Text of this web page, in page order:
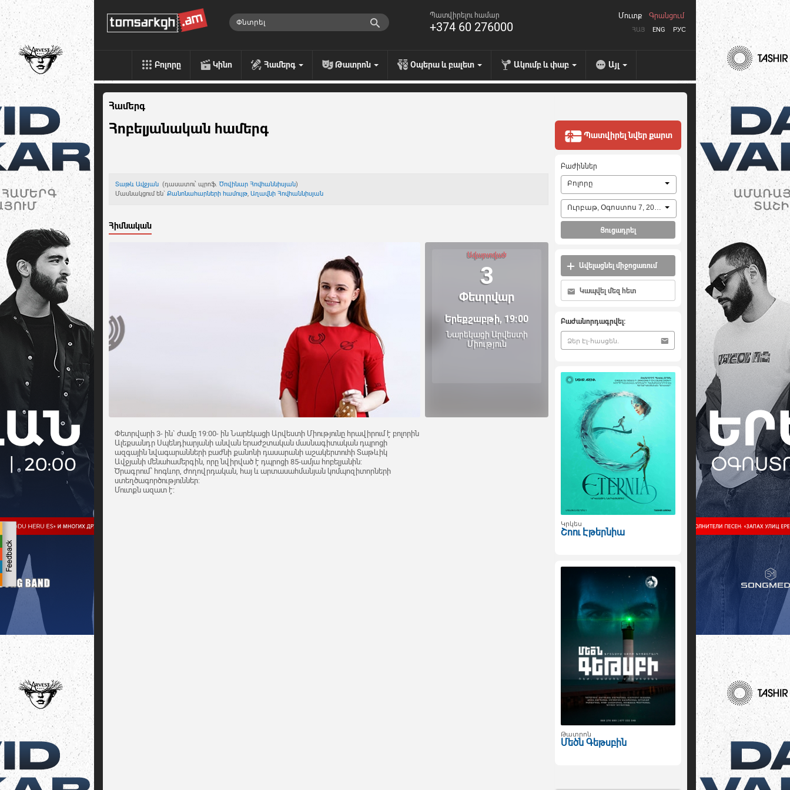
Պատվիրելու համար
+374 60 276000 ՀԱՅ ENG РУС
Մուտք Գրանցում
Բոլորը Կինո Համերգ Թատրոն Օպերա և բալետ Ակումբ և փաբ Այլ
Համերգ
Հոբելյանական համերգ
Տաթև Ավջյան (դասատու՝ պրոֆ.Ծովինար Հովհաննիսյան)
Մասնակցում են` Քանոնահարների համույթ, Աղավնի Հովհաննիսյան
Հիմնական
Ավարտված
3
Փետրվար
Երեքշաբթի, 19:00
Նարեկացի Արվեստի
Միություն
Փետրվարի 3- ին` ժամը 19:00- ին Նարեկացի Արվեստի Միությունը հրավիրում է բոլորին
Ալեքսանդր Սպենդիարյանի անվան երաժշտական մասնագիտական դպրոցի
ազգային նվագարանների բաժնի քանոնի դասարանի աշակերտուհի Տաթևիկ
Ավջյանի մենահամերգին, որը նվիրված է դպրոցի 85-ամյա հոբելյանին:
Ծրագրում՝ հոգևոր, ժողովրդական, հայ և արտասահմանյան կոմպոզիտորների
ստեղծագործություններ:
Մուտքն ազատ է:
Պատվիրել նվեր քարտ
Բաժիններ
Բոլորը
Ուրբաթ, Օգոստոս 7, 2026
Ցուցադրել
Ավելացնել միջոցառում
Կապվել մեզ հետ
Բաժանորդագրվել:
Կրկես
Շոու Էթերնիա
Թատրոն
Մեծն Գեթսբին